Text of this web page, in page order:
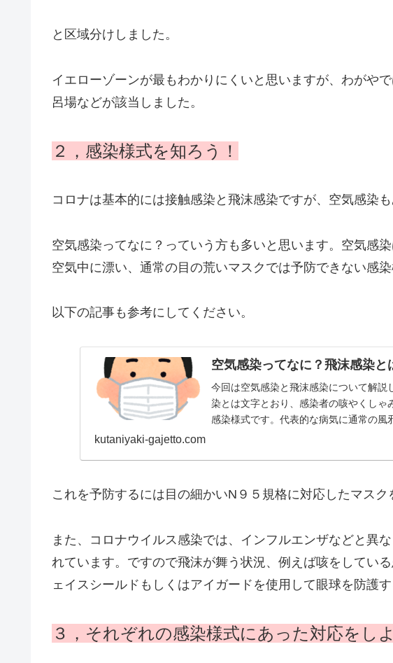
と区域分けしました。
イエローゾーンが最もわかりにくいと思いますが、わがや
呂場などが該当しました。
２，感染様式を知ろう！
コロナは基本的には接触感染と飛沫感染ですが、空気感染
空気感染ってなに？っていう方も多いと思います。空気感
空気中に漂い、通常の目の荒いマスクでは予防できない感染
以下の記事も参考にしてください。
空気感染ってなに？飛沫感染と
今回は空気感染と飛沫感染について解
染とは文字とおり、感染者の咳やくしゃ
感染様式です。代表的な病気に通常の
kutaniyaki-gajetto.com
これを予防するには目の細かいN９５規格に対応したマスク
また、コロナウイルス感染では、インフルエンザなどと異
れています。ですので飛沫が舞う状況、例えば咳をしてい
ェイスシールドもしくはアイガードを使用して眼球を防護す
３，それぞれの感染様式にあった対応をし